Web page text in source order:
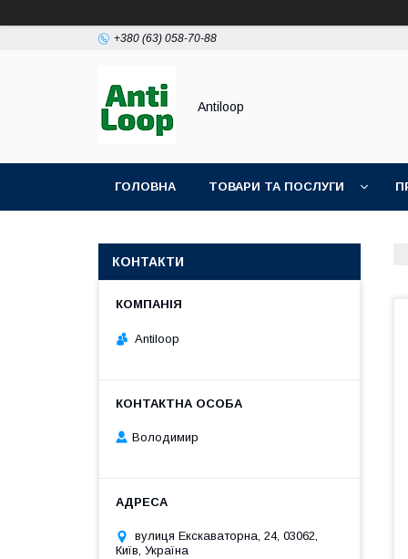
+380 (63) 058-70-88
Antiloop
ГОЛОВНА ТОВАРИ ТА ПОСЛУГИ
КОНТАКТИ
Antiloop
Володимир
вулиця Екскаваторна, 24, 03062,
Київ, Україна